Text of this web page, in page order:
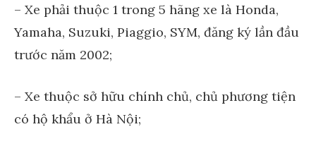
– Xe phải thuộc 1 trong 5 hãng xe là Honda,
Yamaha, Suzuki, Piaggio, SYM, đăng ký lần đầu
trước năm 2002;
– Xe thuộc sở hữu chính chủ, chủ phương tiện
có hộ khẩu ở Hà Nội;